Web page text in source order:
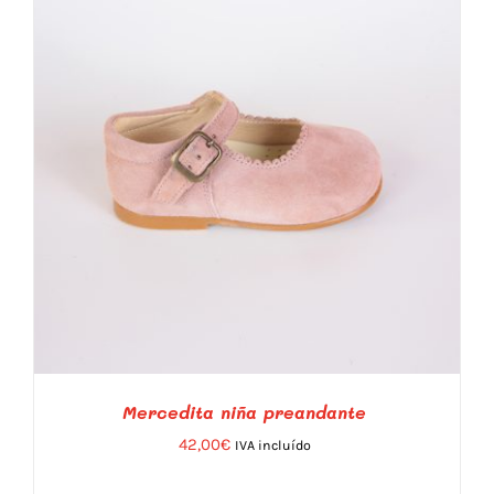
EN
LA
PÁGINA
DE
PRODUCTO
Mercedita niña preandante
42,00€ IVA incluído